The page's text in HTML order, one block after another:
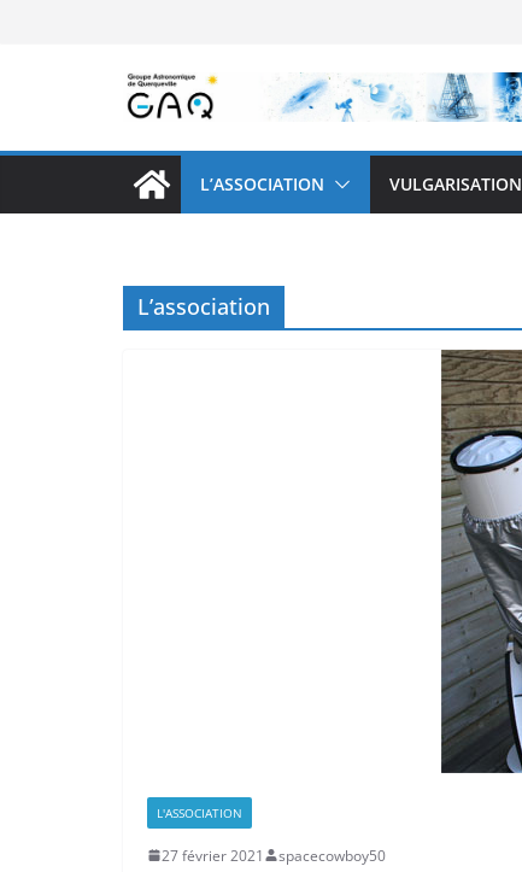
L’ASSOCIATION VULGARISATION
L’association
L'ASSOCIATION
27 février 2021 spacecowboy50